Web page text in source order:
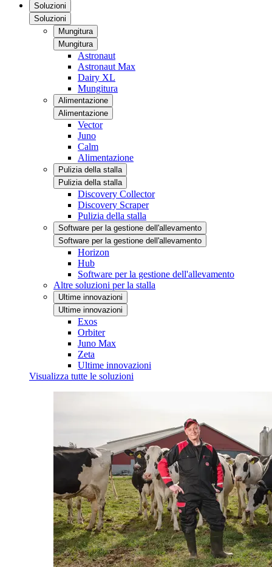
Soluzioni
Soluzioni
Mungitura
Mungitura
Astronaut
Astronaut Max
Dairy XL
Mungitura
Alimentazione
Alimentazione
Vector
Juno
Calm
Alimentazione
Pulizia della stalla
Pulizia della stalla
Discovery Collector
Discovery Scraper
Pulizia della stalla
Software per la gestione dell'allevamento
Software per la gestione dell'allevamento
Horizon
Hub
Software per la gestione dell'allevamento
Altre soluzioni per la stalla
Ultime innovazioni
Ultime innovazioni
Exos
Orbiter
Juno Max
Zeta
Ultime innovazioni
Visualizza tutte le soluzioni